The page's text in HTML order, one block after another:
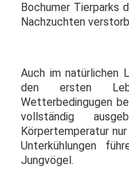
Bochumer Tierparks
Nachzuchten
Auch im natürlichen
den ersten
Wetterbedingugen
vollständig
Körpertemperatur
Unterkühlungen
Jungvögel.